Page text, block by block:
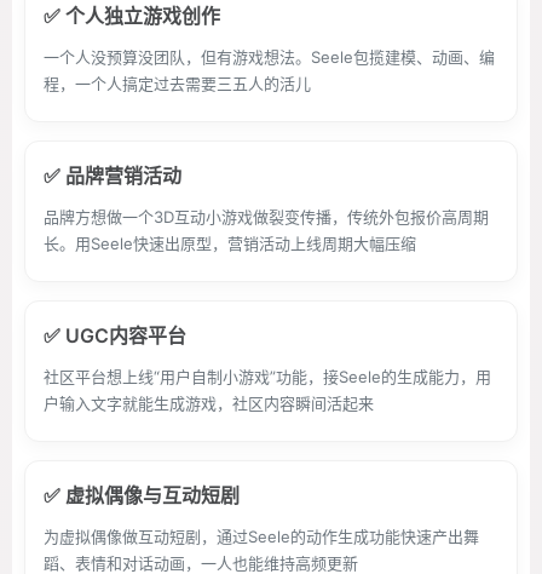
✅ 个人独立游戏创作
一个人没预算没团队，但有游戏想法。Seele包揽建模、动画、编
程，一个人搞定过去需要三五人的活儿
✅ 品牌营销活动
品牌方想做一个3D互动小游戏做裂变传播，传统外包报价高周期
长。用Seele快速出原型，营销活动上线周期大幅压缩
✅ UGC内容平台
社区平台想上线“用户自制小游戏”功能，接Seele的生成能力，用
户输入文字就能生成游戏，社区内容瞬间活起来
✅ 虚拟偶像与互动短剧
为虚拟偶像做互动短剧，通过Seele的动作生成功能快速产出舞
蹈、表情和对话动画，一人也能维持高频更新